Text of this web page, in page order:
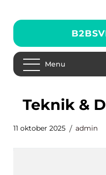
Menu
Teknik &
11 oktober 2025 admin